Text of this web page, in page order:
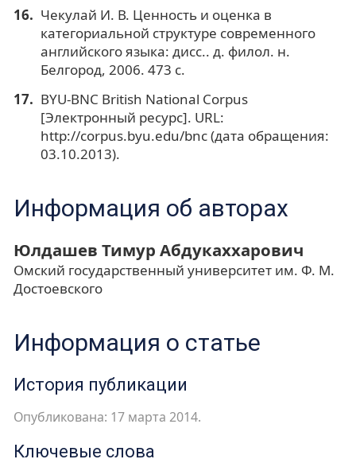
Чекулай И. В. Ценность и оценка в
категориальной структуре современного
английского языка: дисс.. д. филол. н.
Белгород, 2006. 473 с.
BYU-BNC British National Corpus
[Электронный ресурс]. URL:
http://corpus.byu.edu/bnc (дата обращения:
03.10.2013).
Информация об авторах
Юлдашев Тимур Абдукаххарович
Омский государственный университет им. Ф. М.
Достоевского
Информация о статье
История публикации
Опубликована: 17 марта 2014.
Ключевые слова